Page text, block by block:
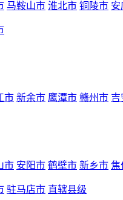
马鞍山市 淮北市 铜陵市 安
市 新余市 鹰潭市 赣州市 吉
市 安阳市 鹤壁市 新乡市 焦
驻马店市 直辖县级